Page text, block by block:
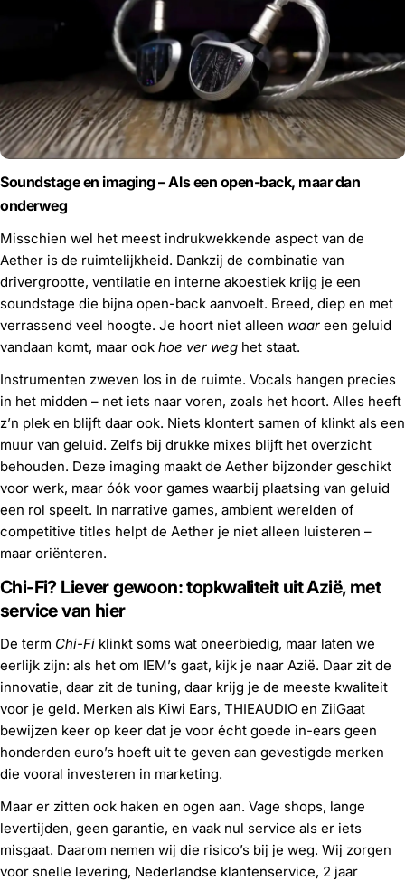
Soundstage en imaging – Als een open-back, maar dan
onderweg
Misschien wel het meest indrukwekkende aspect van de
Aether is de ruimtelijkheid. Dankzij de combinatie van
drivergrootte, ventilatie en interne akoestiek krijg je een
soundstage die bijna open-back aanvoelt. Breed, diep en met
verrassend veel hoogte. Je hoort niet alleen waar een geluid
vandaan komt, maar ook hoe ver weg het staat.
Instrumenten zweven los in de ruimte. Vocals hangen precies
in het midden – net iets naar voren, zoals het hoort. Alles heeft
z’n plek en blijft daar ook. Niets klontert samen of klinkt als een
muur van geluid. Zelfs bij drukke mixes blijft het overzicht
behouden. Deze imaging maakt de Aether bijzonder geschikt
voor werk, maar óók voor games waarbij plaatsing van geluid
een rol speelt. In narrative games, ambient werelden of
competitive titles helpt de Aether je niet alleen luisteren –
maar oriënteren.
Chi-Fi? Liever gewoon: topkwaliteit uit Azië, met
service van hier
De term Chi-Fi klinkt soms wat oneerbiedig, maar laten we
eerlijk zijn: als het om IEM’s gaat, kijk je naar Azië. Daar zit de
innovatie, daar zit de tuning, daar krijg je de meeste kwaliteit
voor je geld. Merken als Kiwi Ears, THIEAUDIO en ZiiGaat
bewijzen keer op keer dat je voor écht goede in-ears geen
honderden euro’s hoeft uit te geven aan gevestigde merken
die vooral investeren in marketing.
Maar er zitten ook haken en ogen aan. Vage shops, lange
levertijden, geen garantie, en vaak nul service als er iets
misgaat. Daarom nemen wij die risico’s bij je weg. Wij zorgen
voor snelle levering, Nederlandse klantenservice, 2 jaar